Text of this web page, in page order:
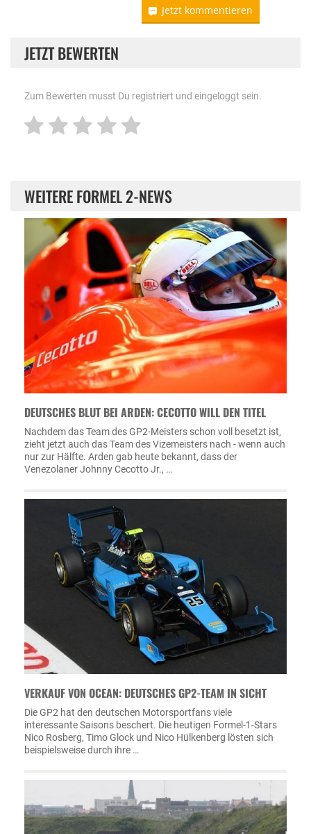
Jetzt kommentieren
JETZT BEWERTEN
Zum Bewerten musst Du registriert und eingeloggt sein.
WEITERE FORMEL 2-NEWS
DEUTSCHES BLUT BEI ARDEN: CECOTTO WILL DEN TITEL
Nachdem das Team des GP2-Meisters schon voll besetzt ist,
zieht jetzt auch das Team des Vizemeisters nach - wenn auch
nur zur Hälfte. Arden gab heute bekannt, dass der
Venezolaner Johnny Cecotto Jr., …
VERKAUF VON OCEAN: DEUTSCHES GP2-TEAM IN SICHT
Die GP2 hat den deutschen Motorsportfans viele
interessante Saisons beschert. Die heutigen Formel-1-Stars
Nico Rosberg, Timo Glock und Nico Hülkenberg lösten sich
beispielsweise durch ihre …